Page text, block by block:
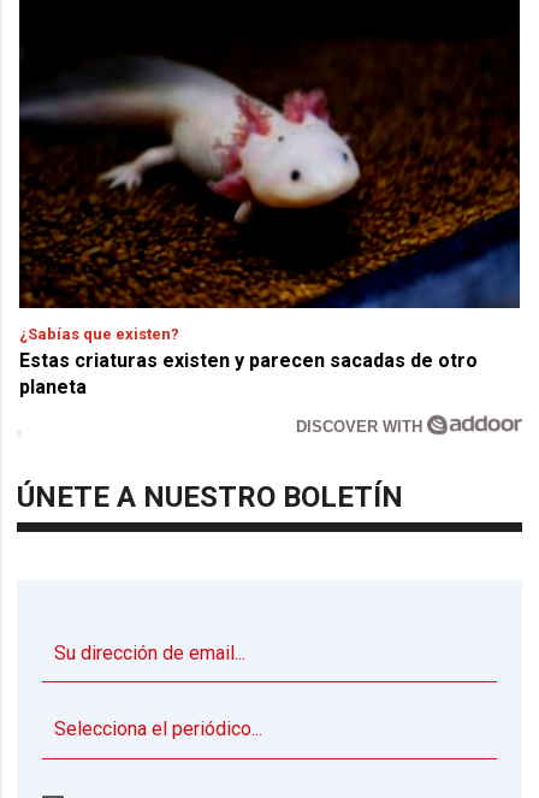
¿Sabías que existen?
Estas criaturas existen y parecen sacadas de otro
planeta
DISCOVER WITH
ÚNETE A NUESTRO BOLETÍN